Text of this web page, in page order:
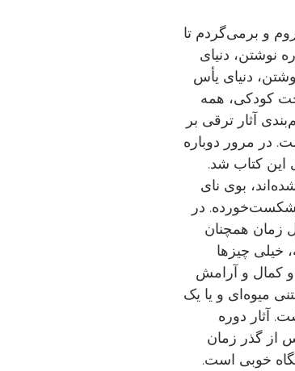
و برمی‌گردم تا
نوشتن، دنیای
دنیای یأس
کودکی، همه
آثار ترقی بر
در مرور دوباره
این کتاب شد.
بوی نای
شکست‌خورده. در
زمان همچنان
خیلی چیزها
کمال و آرامش
میوه‌ای و یا یک
آثار دوره
از گذر زمان
خوبی است.